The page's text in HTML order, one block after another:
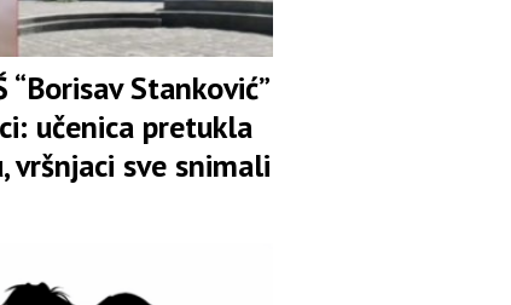
“Borisav Stanković”
učenica pretukla
vršnjaci sve snimali